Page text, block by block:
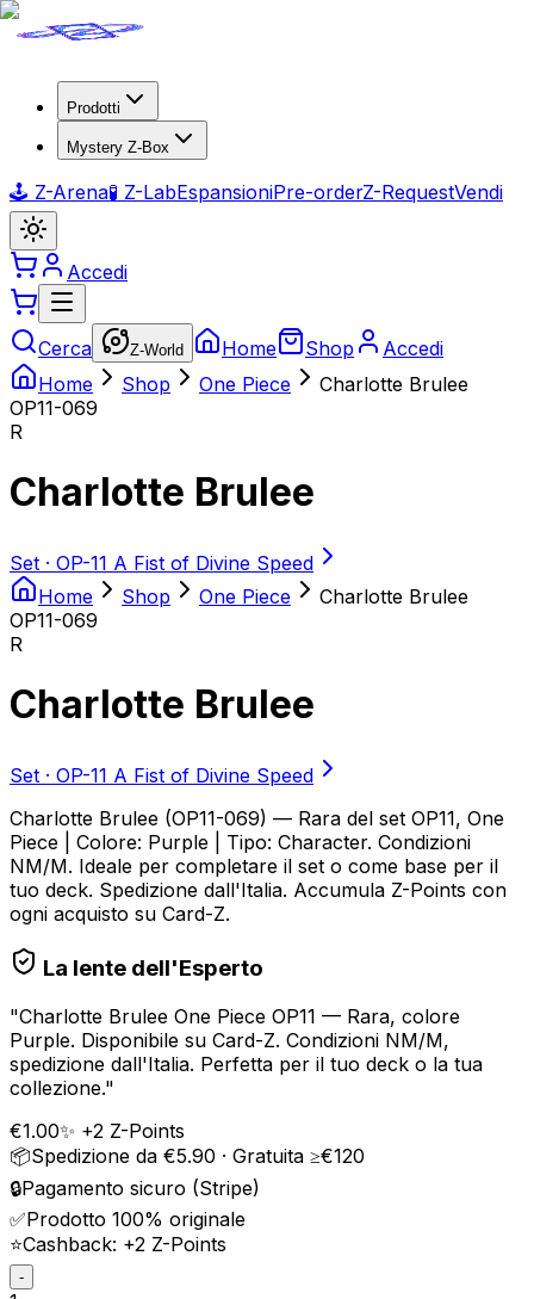
Prodotti
Mystery Z-Box
🕹️ Z-Arena🧪 Z-LabEspansioniPre-orderZ-RequestVendi
Accedi
Cerca Z-World Home Shop
Accedi
Home
Shop One Piece
Charlotte Brulee
OP11-069
R
Charlotte Brulee
Set · OP-11 A Fist of Divine Speed
Home
Shop One Piece
Charlotte Brulee
OP11-069
R
Charlotte Brulee
Set · OP-11 A Fist of Divine Speed
Charlotte Brulee (OP11-069) — Rara del set OP11, One
Piece | Colore: Purple | Tipo: Character. Condizioni
NM/M. Ideale per completare il set o come base per il
tuo deck. Spedizione dall'Italia. Accumula Z-Points con
ogni acquisto su Card-Z.
La lente dell'Esperto
"Charlotte Brulee One Piece OP11 — Rara, colore
Purple. Disponibile su Card-Z. Condizioni NM/M,
spedizione dall'Italia. Perfetta per il tuo deck o la tua
collezione."
€1.00✨ +2 Z-Points
📦Spedizione da €5.90 · Gratuita ≥€120
🔒Pagamento sicuro (Stripe)
✅Prodotto 100% originale
⭐Cashback: +2 Z-Points
-